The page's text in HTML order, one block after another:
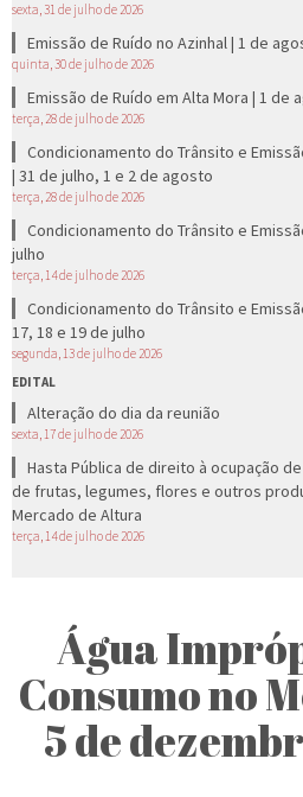
sexta, 31 de julho de 2026
Emissão de Ruído no Azinhal | 1 de
quinta, 30 de julho de 2026
Emissão de Ruído em Alta Mora | 1 de
terça, 28 de julho de 2026
Condicionamento do Trânsito e
| 31 de julho, 1 e 2 de agosto
terça, 28 de julho de 2026
Condicionamento do Trânsito e
julho
terça, 14 de julho de 2026
Condicionamento do Trânsito e
17, 18 e 19 de julho
segunda, 13 de julho de 2026
EDITAL
Alteração do dia da reunião
sexta, 17 de julho de 2026
Hasta Pública de direito à ocupação
de frutas, legumes, flores e outros
Mercado de Altura
terça, 14 de julho de 2026
Água
Consumo no
5 de